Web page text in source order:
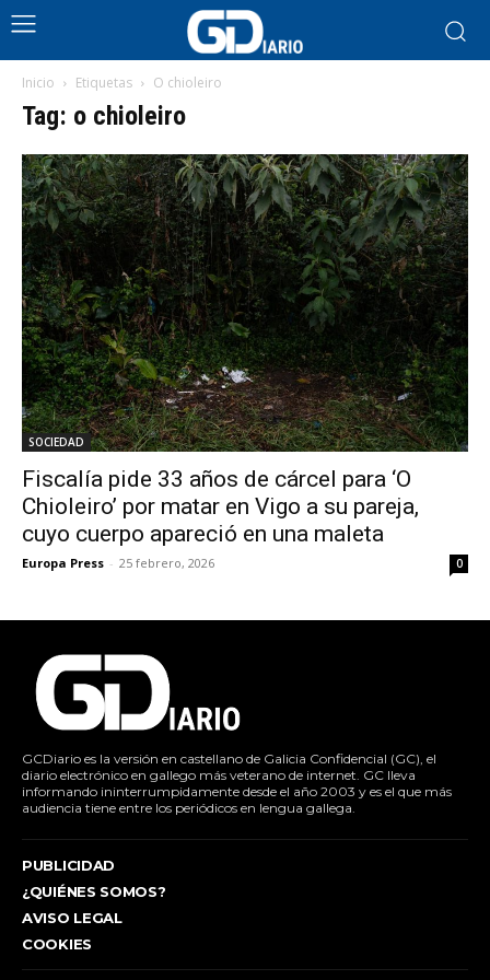
Inicio Etiquetas O chioleiro
Tag: o chioleiro
SOCIEDAD
Fiscalía pide 33 años de cárcel para ‘O
Chioleiro’ por matar en Vigo a su pareja,
cuyo cuerpo apareció en una maleta
Europa Press - 25 febrero, 2026 0
GCDiario es la versión en castellano de Galicia Confidencial (GC), el
diario electrónico en gallego más veterano de internet. GC lleva
informando ininterrumpidamente desde el año 2003 y es el que más
audiencia tiene entre los periódicos en lengua gallega.
PUBLICIDAD
¿QUIÉNES SOMOS?
AVISO LEGAL
COOKIES